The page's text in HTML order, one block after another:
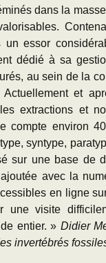
dans la
essor
dédié à sa
au sein de la
et
extractions et
compte environ
syntype,
sur une base de
avec la
en ligne
une visite
entier. » Didier
invertébrés